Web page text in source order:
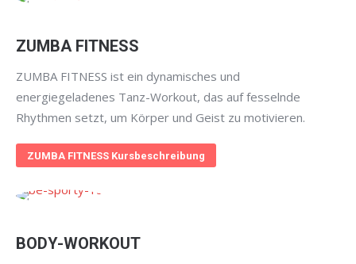
ZUMBA FITNESS
ZUMBA FITNESS ist ein dynamisches und
energiegeladenes Tanz-Workout, das auf fesselnde
Rhythmen setzt, um Körper und Geist zu motivieren.
ZUMBA FITNESS Kursbeschreibung
BODY-WORKOUT